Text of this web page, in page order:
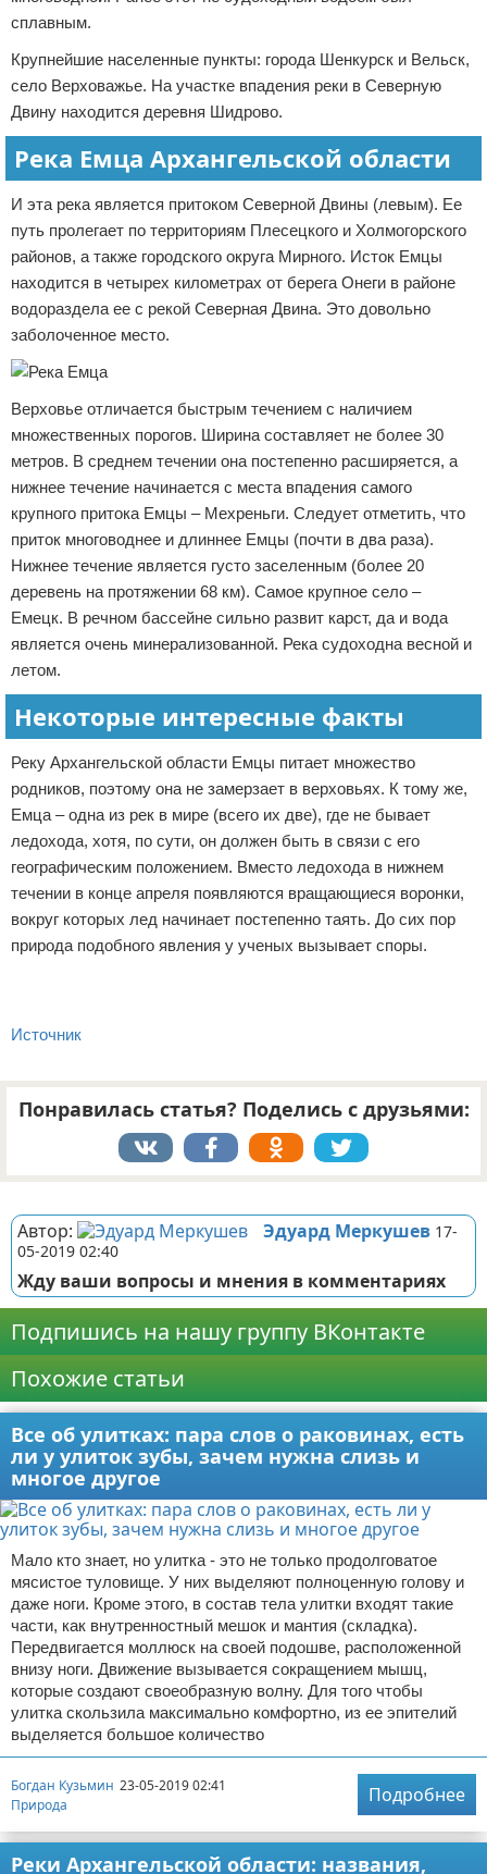
сплавным.
Крупнейшие населенные пункты: города Шенкурск и Вельск,
село Верховажье. На участке впадения реки в Северную
Двину находится деревня Шидрово.
Река Емца Архангельской области
И эта река является притоком Северной Двины (левым). Ее
путь пролегает по территориям Плесецкого и Холмогорского
районов, а также городского округа Мирного. Исток Емцы
находится в четырех километрах от берега Онеги в районе
водораздела ее с рекой Северная Двина. Это довольно
заболоченное место.
Верховье отличается быстрым течением с наличием
множественных порогов. Ширина составляет не более 30
метров. В среднем течении она постепенно расширяется, а
нижнее течение начинается с места впадения самого
крупного притока Емцы – Мехреньги. Следует отметить, что
приток многоводнее и длиннее Емцы (почти в два раза).
Нижнее течение является густо заселенным (более 20
деревень на протяжении 68 км). Самое крупное село –
Емецк. В речном бассейне сильно развит карст, да и вода
является очень минерализованной. Река судоходна весной и
летом.
Некоторые интересные факты
Реку Архангельской области Емцы питает множество
родников, поэтому она не замерзает в верховьях. К тому же,
Емца – одна из рек в мире (всего их две), где не бывает
ледохода, хотя, по сути, он должен быть в связи с его
географическим положением. Вместо ледохода в нижнем
течении в конце апреля появляются вращающиеся воронки,
вокруг которых лед начинает постепенно таять. До сих пор
природа подобного явления у ученых вызывает споры.
Источник
Понравилась статья? Поделись с друзьями:
Автор: Эдуард Меркушев 17-
05-2019 02:40
Жду ваши вопросы и мнения в комментариях
Подпишись на нашу группу ВКонтакте
Похожие статьи
Все об улитках: пара слов о раковинах, есть
ли у улиток зубы, зачем нужна слизь и
многое другое
Мало кто знает, но улитка - это не только продолговатое
мясистое туловище. У них выделяют полноценную голову и
даже ноги. Кроме этого, в состав тела улитки входят такие
части, как внутренностный мешок и мантия (складка).
Передвигается моллюск на своей подошве, расположенной
внизу ноги. Движение вызывается сокращением мышц,
которые создают своеобразную волну. Для того чтобы
улитка скользила максимально комфортно, из ее эпителий
выделяется большое количество
Богдан Кузьмин 23-05-2019 02:41
Природа
Подробнее
Реки Архангельской области: названия,